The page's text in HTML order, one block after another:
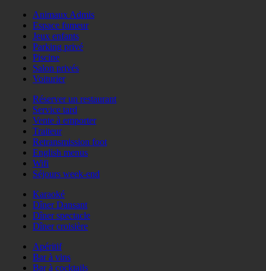
Animaux Admis
Espace fumeur
Jeux enfants
Parking privé
Piscine
Salon privés
Voiturier
Réserver un restaurant
Service tard
Vente à emporter
Traiteur
Retransmission foot
English menus
Wifi
Séjours week-end
Karaoké
Dîner Dansant
Dîner spectacle
Dîner croisière
Apéritif
Bar à vins
Bar à cocktails